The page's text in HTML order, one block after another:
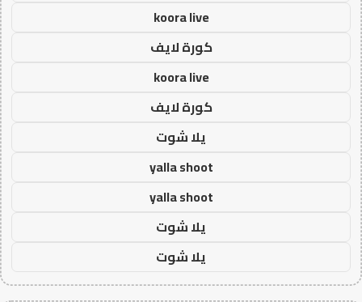
koora live
كورة لايف
koora live
كورة لايف
يلا شوت
yalla shoot
yalla shoot
يلا شوت
يلا شوت